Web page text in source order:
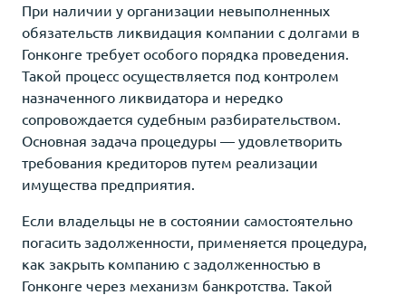
При наличии у организации невыполненных
обязательств ликвидация компании с долгами в
Гонконге требует особого порядка проведения.
Такой процесс осуществляется под контролем
назначенного ликвидатора и нередко
сопровождается судебным разбирательством.
Основная задача процедуры — удовлетворить
требования кредиторов путем реализации
имущества предприятия.
Если владельцы не в состоянии самостоятельно
погасить задолженности, применяется процедура,
как закрыть компанию с задолженностью в
Гонконге через механизм банкротства. Такой